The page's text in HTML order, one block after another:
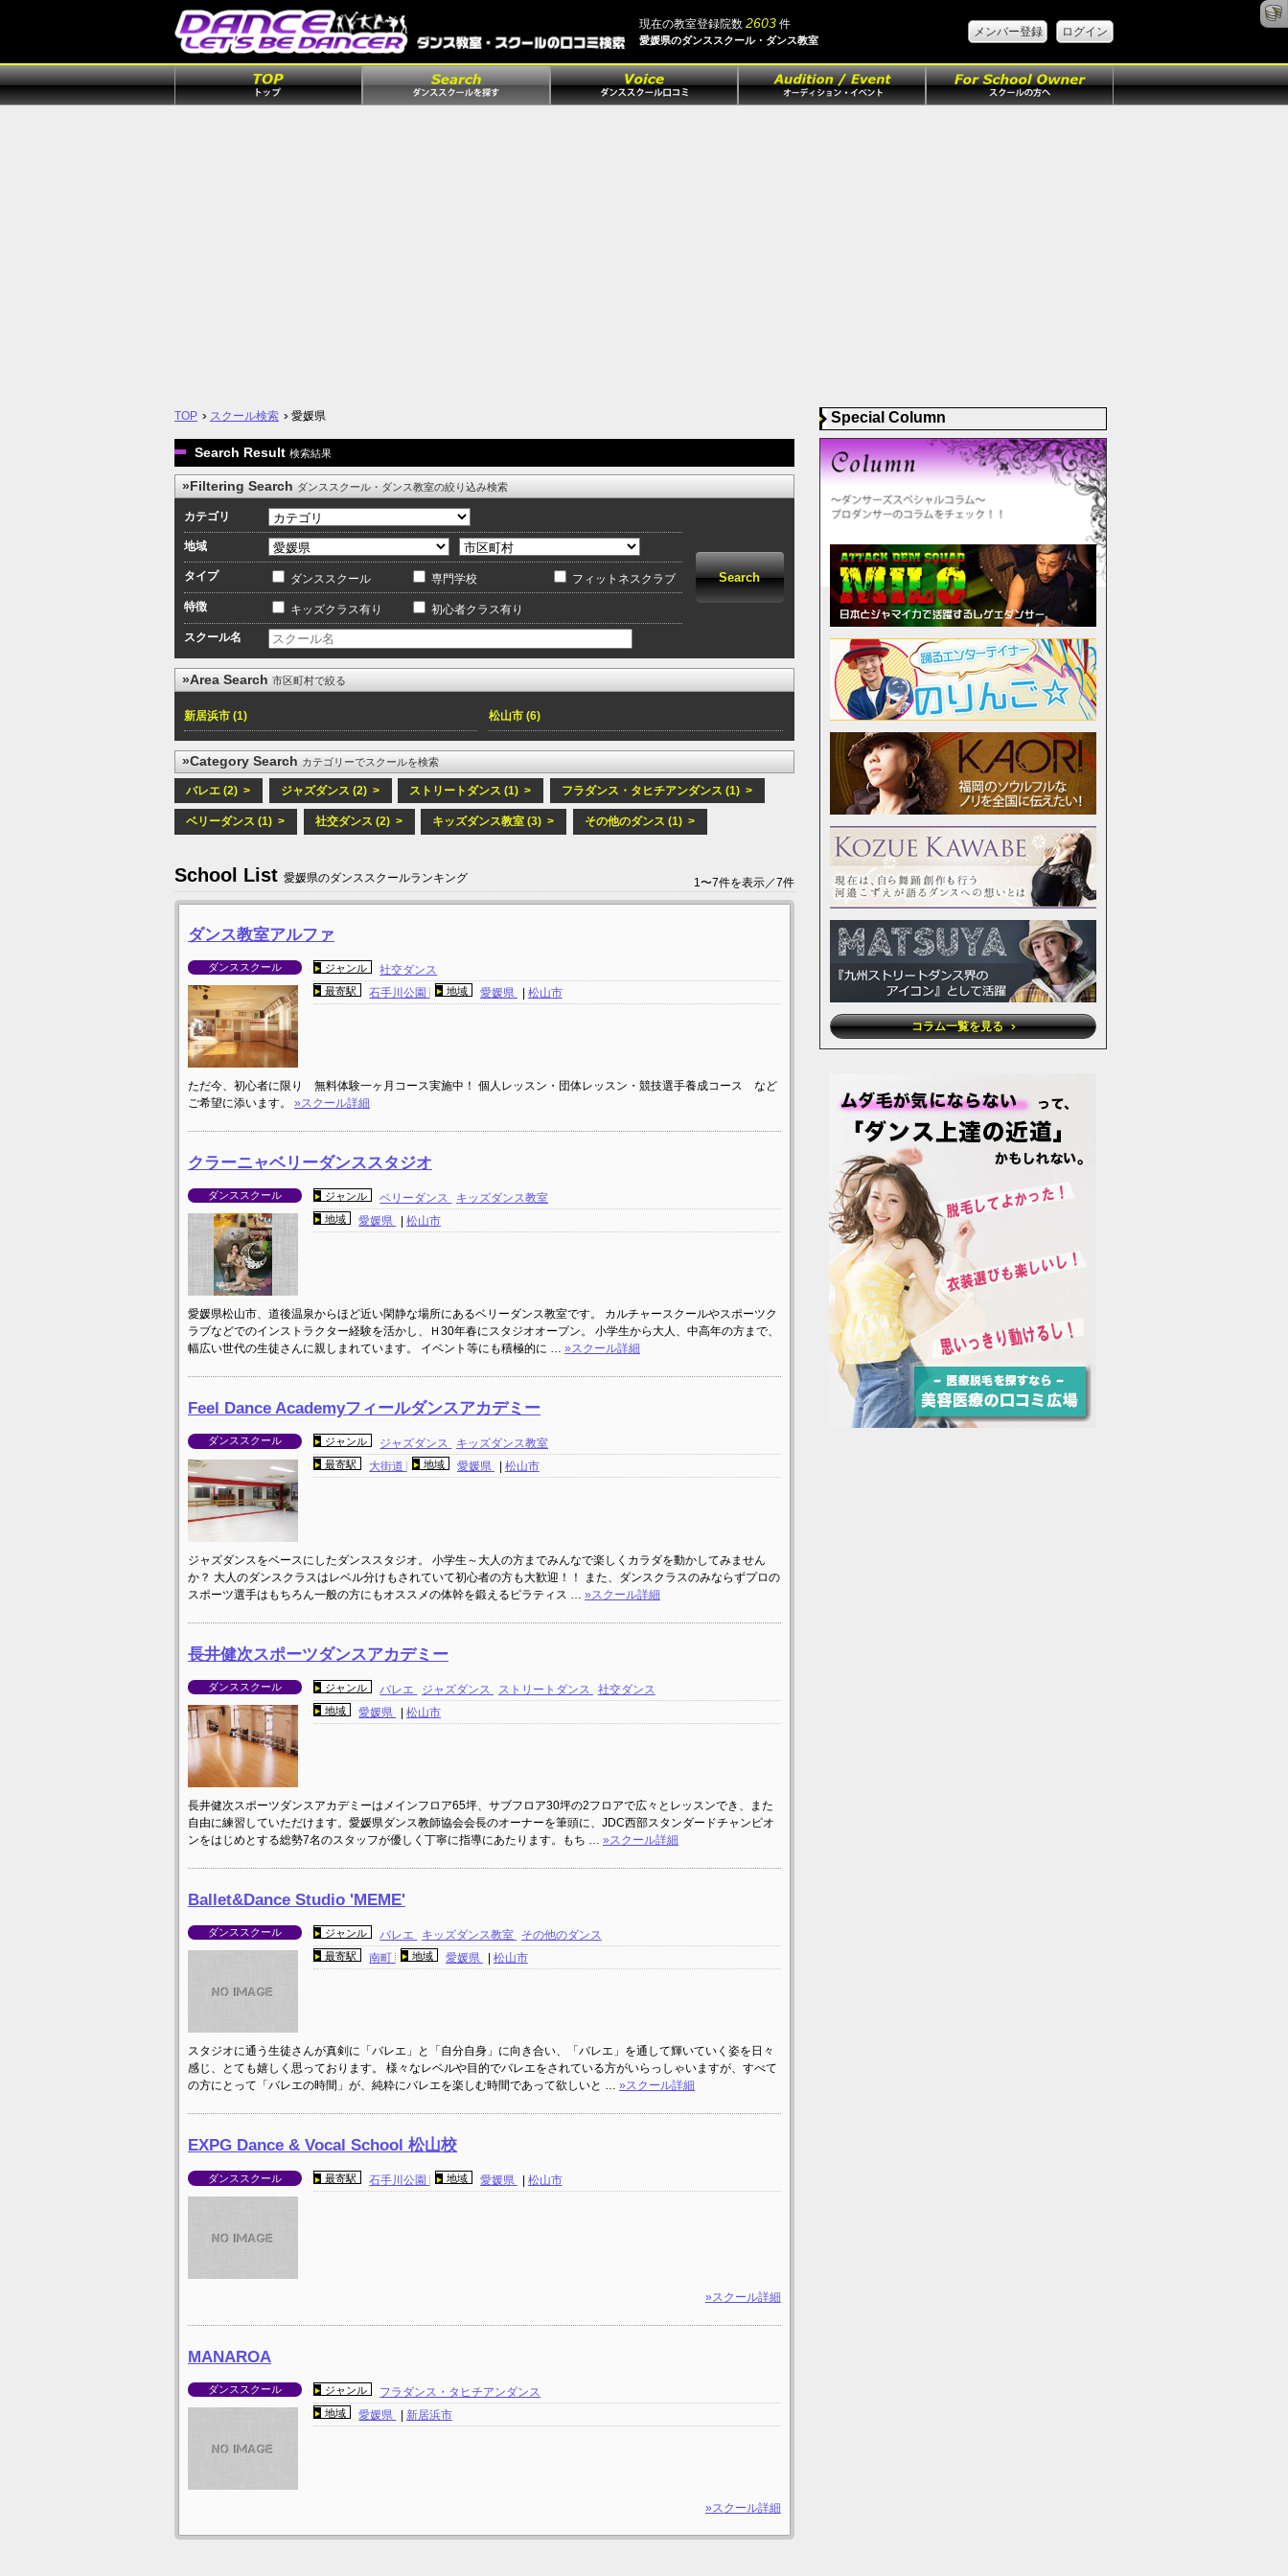
現在の教室登録院数 2603件
愛媛県のダンススクール・ダンス教室
メンバー登録 ログイン
TOP スクール検索 愛媛県
Search Result 検索結果
»Filtering Search ダンススクール・ダンス教室の絞り込み検索
カテゴリ
地域
タイプ ダンススクール 専門学校 フィットネスクラブ
特徴 キッズクラス有り 初心者クラス有り
スクール名
»Area Search 市区町村で絞る
新居浜市 (1) 松山市 (6)
»Category Search カテゴリーでスクールを検索
バレエ (2) > ジャズダンス (2) > ストリートダンス (1) > フラダンス・タヒチアンダンス (1) >
ベリーダンス (1) > 社交ダンス (2) > キッズダンス教室 (3) > その他のダンス (1) >
School List 愛媛県のダンススクールランキング 1〜7件を表示／7件
ダンス教室アルファ
ダンススクール ジャンル 社交ダンス
最寄駅 石手川公園 地域 愛媛県 | 松山市
ただ今、初心者に限り 無料体験一ヶ月コース実施中！ 個人レッスン・団体レッスン・競技選手養成コース など
ご希望に添います。 »スクール詳細
クラーニャベリーダンススタジオ
ダンススクール ジャンル ベリーダンス キッズダンス教室
地域 愛媛県 |松山市
愛媛県松山市、道後温泉からほど近い閑静な場所にあるベリーダンス教室です。 カルチャースクールやスポーツク
ラブなどでのインストラクター経験を活かし、Ｈ30年春にスタジオオープン。 小学生から大人、中高年の方まで、
幅広い世代の生徒さんに親しまれています。 イベント等にも積極的に … »スクール詳細
Feel Dance Academyフィールダンスアカデミー
ダンススクール ジャンル ジャズダンス キッズダンス教室
最寄駅 大街道 地域 愛媛県 松山市
ジャズダンスをベースにしたダンススタジオ。 小学生～大人の方までみんなで楽しくカラダを動かしてみません
か？ 大人のダンスクラスはレベル分けもされていて初心者の方も大歓迎！！ また、ダンスクラスのみならずプロの
スポーツ選手はもちろん一般の方にもオススメの体幹を鍛えるピラティス … »スクール詳細
長井健次スポーツダンスアカデミー
ダンススクール ジャンル バレエ ジャズダンス ストリートダンス 社交ダンス
地域 愛媛県 |松山市
長井健次スポーツダンスアカデミーはメインフロア65坪、サブフロア30坪の2フロアで広々とレッスンでき、また
自由に練習していただけます。愛媛県ダンス教師協会会長のオーナーを筆頭に、JDC西部スタンダードチャンピオ
ンをはじめとする総勢7名のスタッフが優しく丁寧に指導にあたります。もち … »スクール詳細
Ballet&Dance Studio 'MEME'
ダンススクール ジャンル バレエ キッズダンス教室 その他のダンス
最寄駅 南町 地域 愛媛県 松山市
スタジオに通う生徒さんが真剣に「バレエ」と「自分自身」に向き合い、「バレエ」を通して輝いていく姿を日々
感じ、とても嬉しく思っております。 様々なレベルや目的でバレエをされている方がいらっしゃいますが、すべて
の方にとって「バレエの時間」が、純粋にバレエを楽しむ時間であって欲しいと … »スクール詳細
EXPG Dance & Vocal School 松山校
ダンススクール 最寄駅 石手川公園 地域 愛媛県 松山市
»スクール詳細
MANAROA
ダンススクール ジャンル フラダンス・タヒチアンダンス
地域 愛媛県 | 新居浜市
»スクール詳細
Special Column
コラム一覧を見る